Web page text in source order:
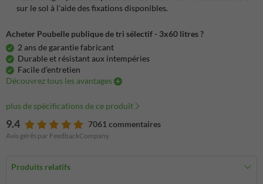
sur le sol à l'aide des fixations disponibles.
Acheter Poubelle publique de tri sélectif - 3x60 litres ?
2 ans de garantie fabricant
Durable et résistant aux intempéries
Facile d'entretien
Découvrez tous les avantages
plus de spécifications de ce produit
9.4 7061 commentaires
Avis gérés par FeedbackCompany
Produits relatifs